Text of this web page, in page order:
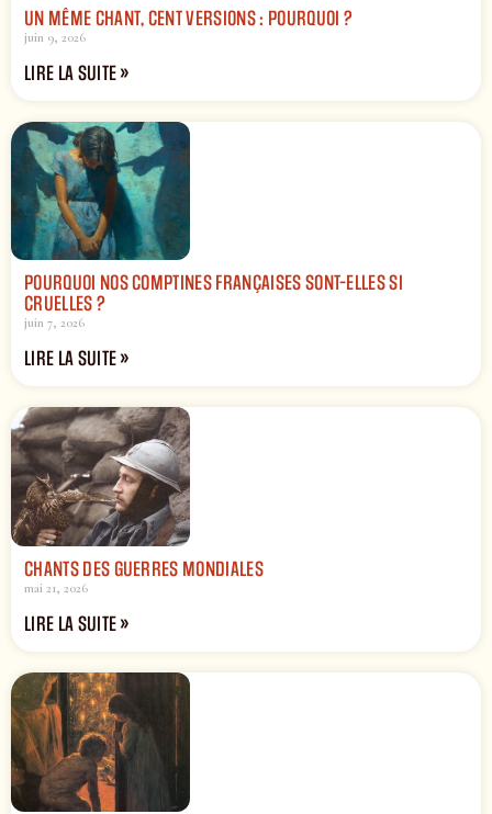
UN MÊME CHANT, CENT VERSIONS : POURQUOI ?
juin 9, 2026
LIRE LA SUITE »
POURQUOI NOS COMPTINES FRANÇAISES SONT-ELLES SI
CRUELLES ?
juin 7, 2026
LIRE LA SUITE »
CHANTS DES GUERRES MONDIALES
mai 21, 2026
LIRE LA SUITE »